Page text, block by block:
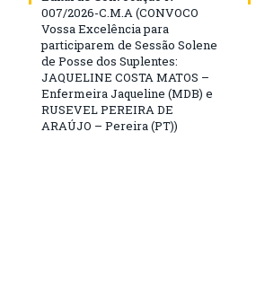
007/2026-C.M.A (CONVOCO
Vossa Excelência para
participarem de Sessão Solene
de Posse dos Suplentes:
JAQUELINE COSTA MATOS –
Enfermeira Jaqueline (MDB) e
RUSEVEL PEREIRA DE
ARAÚJO – Pereira (PT))